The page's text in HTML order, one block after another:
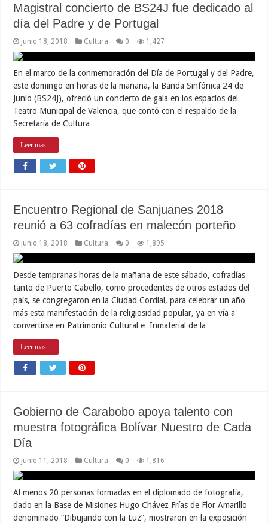
Magistral concierto de BS24J fue dedicado al
día del Padre y de Portugal
junio 18, 2018 Cultura 0 1,427
En el marco de la conmemoración del Día de Portugal y del Padre,
este domingo en horas de la mañana, la Banda Sinfónica 24 de
Junio (BS24J), ofreció un concierto de gala en los espacios del
Teatro Municipal de Valencia, que contó con el respaldo de la
Secretaría de Cultura …
Leer mas...
Encuentro Regional de Sanjuanes 2018
reunió a 63 cofradías en malecón porteño
junio 18, 2018 Cultura 0 1,895
Desde tempranas horas de la mañana de este sábado, cofradías
tanto de Puerto Cabello, como procedentes de otros estados del
país, se congregaron en la Ciudad Cordial, para celebrar un año
más esta manifestación de la religiosidad popular, ya en vía a
convertirse en Patrimonio Cultural e Inmaterial de la …
Leer mas...
Gobierno de Carabobo apoya talento con
muestra fotográfica Bolívar Nuestro de Cada
Día
junio 11, 2018 Cultura 0 1,816
Al menos 20 personas formadas en el diplomado de fotografía,
dado en la Base de Misiones Hugo Chávez Frías de Flor Amarillo
denominado “Dibujando con la Luz”, mostraron en la exposición